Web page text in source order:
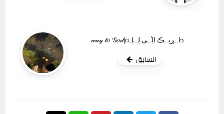
طــڔڀــڪ ا̍ڸــې ڸــڸـه|𝓌𝒶𝓎 𝓉𝑜 𝒢𝑜𝒹
السابق